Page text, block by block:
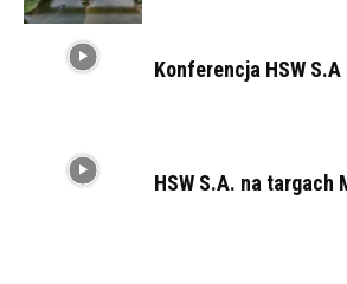
Konferencja HSW S.A
HSW S.A. na targach